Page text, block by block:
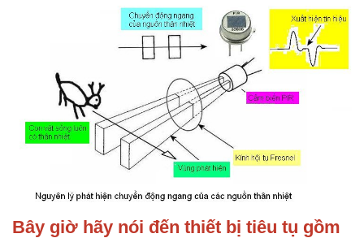
Bây giờ hãy nói đến thiết bị tiêu tụ gồm